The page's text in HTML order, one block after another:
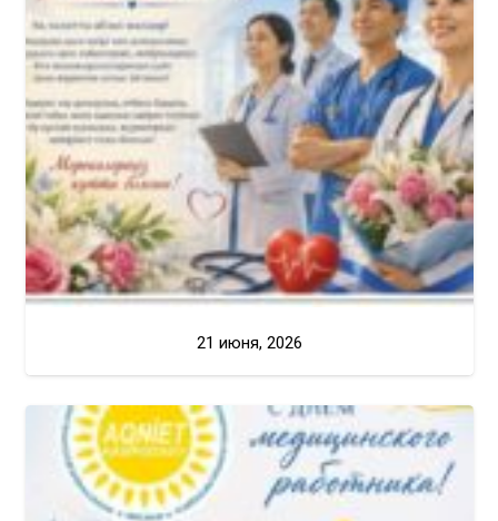
21 июня, 2026